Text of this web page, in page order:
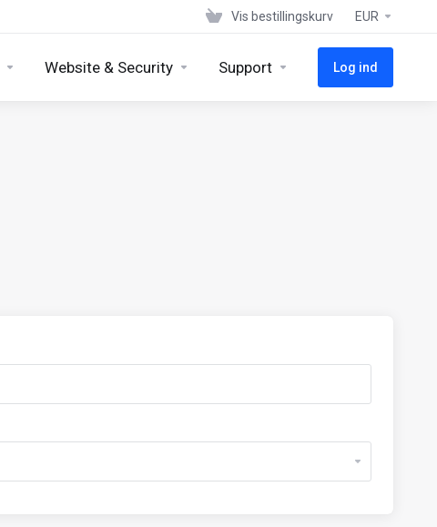
Vis bestillingskurv EUR
Website & Security Support Log ind